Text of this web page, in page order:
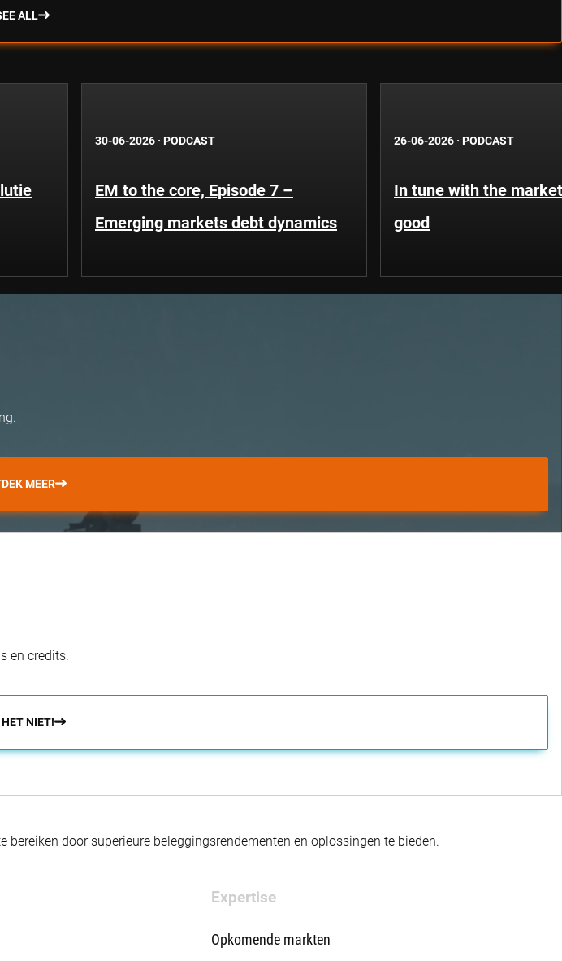
ALL
30-06-2026 · PODCAST
EM to the core, Episode 7 –
Emerging markets debt dynamics
26-06-2026 · PODCAST
In tune with the
good
MEER
en credits.
NIET!
door superieure beleggingsrendementen en oplossingen te bieden.
Expertise
Opkomende markten